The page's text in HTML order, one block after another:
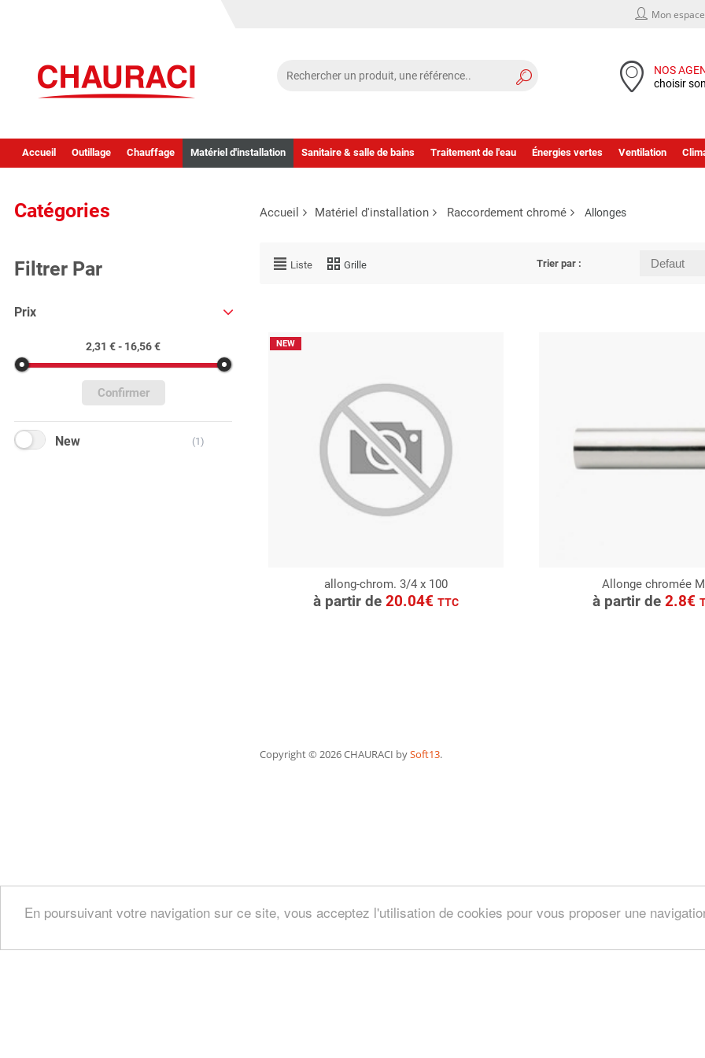
En poursuivant votre navigation sur ce site, vous acceptez l'utilisation de cookies pour vous proposer une
Mon
NOS
choisir
Accueil Outillage Chauffage Matériel d'installation Sanitaire & salle de bains Traitement de l'eau Énergies vertes Ventilation
Catégories
Filtrer Par
Prix
2,31 € - 16,56 €
Confirmer
New (1)
Accueil Matériel d'installation Raccordement chromé Allonges
Liste Grille Trier par :
NEW
allong-chrom. 3/4 x 100
à partir de 20.04€ TTC
CONSULTER
Demande de devis
Allonge chromée
à partir de 2.8€
CONSULTER
Demande de devis
Copyright© 2026 CHAURACI bySoft13.